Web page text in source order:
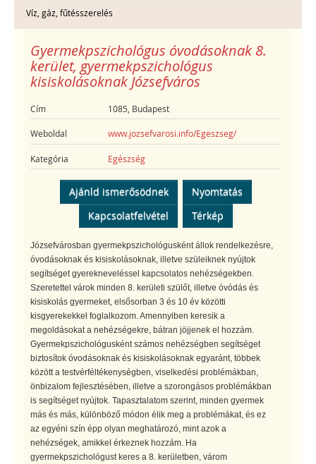
Víz, gáz, fűtésszerelés
Gyermekpszichológus óvodásoknak 8.
kerület, gyermekpszichológus
kisiskolásoknak Józsefváros
Cím 1085, Budapest
Weboldal www.jozsefvarosi.info/Egeszseg/
Kategória Egészség
Ajánld ismerősödnek
Nyomtatás
Kapcsolatfelvétel
Térkép
Józsefvárosban gyermekpszichológusként állok rendelkezésre,
óvodásoknak és kisiskolásoknak, illetve szüleiknek nyújtok
segítséget gyerekneveléssel kapcsolatos nehézségekben.
Szeretettel várok minden 8. kerületi szülőt, illetve óvódás és
kisiskolás gyermeket, elsősorban 3 és 10 év közötti
kisgyerekekkel foglalkozom. Amennyiben keresik a
megoldásokat a nehézségekre, bátran jöjjenek el hozzám.
Gyermekpszichológusként számos nehézségben segítséget
biztosítok óvodásoknak és kisiskolásoknak egyaránt, többek
között a testvérféltékenységben, viselkedési problémákban,
önbizalom fejlesztésében, illetve a szorongásos problémákban
is segítséget nyújtok. Tapasztalatom szerint, minden gyermek
más és más, különböző módon élik meg a problémákat, és ez
az egyéni szín épp olyan meghatározó, mint azok a
nehézségek, amikkel érkeznek hozzám. Ha
gyermekpszichológust keres a 8. kerületben, várom